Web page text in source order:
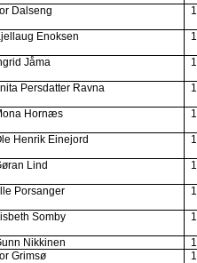
Dalseng
Enoksen
Jåma
Persdatter Ravna
Hornæs
Henrik Einejord
Lind
Porsanger
Somby
Nikkinen
Grimsø